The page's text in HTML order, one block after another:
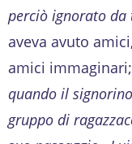
perciò ignorato
aveva avuto
amici
quando il
gruppo di